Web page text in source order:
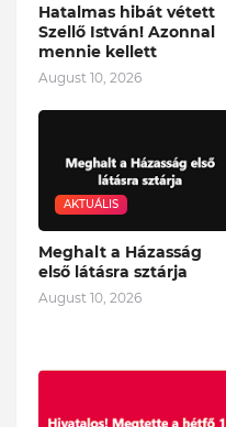
Hatalmas hibát vétett
Szellő István! Azonnal
mennie kellett
August 10, 2026
AKTUÁLIS
Meghalt a Házasság
első látásra sztárja
August 10, 2026